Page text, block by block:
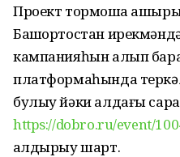
Проект тормошҡа
Башҡортостан
кампанияһын алып
платформаһында
булыу йәки алдағы
https://dobro.ru/event/
ҡалдырыу шарт.